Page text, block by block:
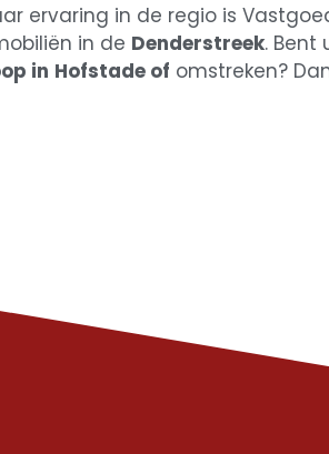
ervaring in de regio is
in de Denderstreek. Bent
in Hofstade of omstreken?